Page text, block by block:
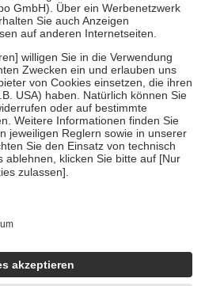
für ihre eigene Gesundheit zu
der Familie zu unterstützen,
zum vollendeten 18. Lebensjahr
und Früherkennung, die von der
es sich um echte Bewertungen
de/articles/4419944605341